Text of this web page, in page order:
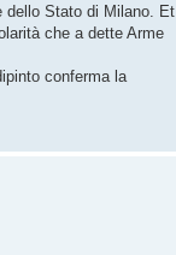
dello Stato di Milano. Et
che a dette Arme
conferma la